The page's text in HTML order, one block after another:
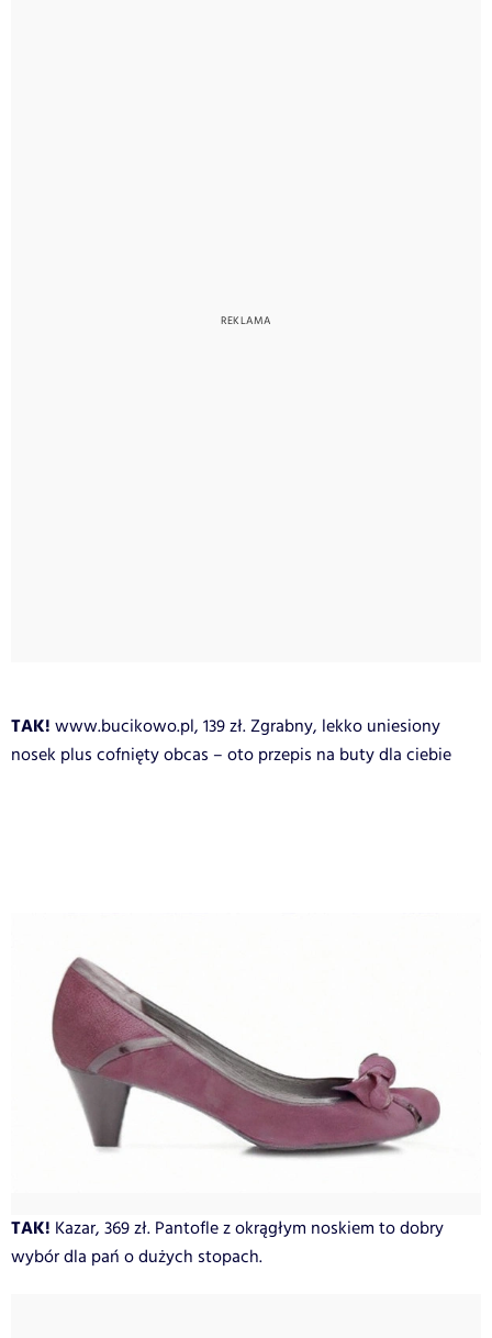
TAK! www.bucikowo.pl, 139 zł. Zgrabny, lekko uniesiony
nosek plus cofnięty obcas – oto przepis na buty dla ciebie
TAK! Kazar, 369 zł. Pantofle z okrągłym noskiem to dobry
wybór dla pań o dużych stopach.